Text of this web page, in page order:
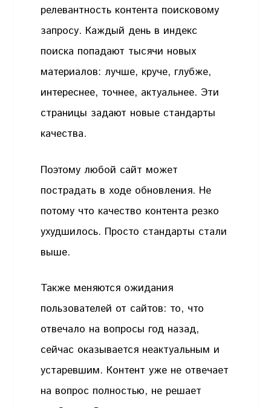
релевантность контента поисковому
запросу. Каждый день в индекс
поиска попадают тысячи новых
материалов: лучше, круче, глубже,
интереснее, точнее, актуальнее. Эти
страницы задают новые стандарты
качества.
Поэтому любой сайт может
пострадать в ходе обновления. Не
потому что качество контента резко
ухудшилось. Просто стандарты стали
выше.
Также меняются ожидания
пользователей от сайтов: то, что
отвечало на вопросы год назад,
сейчас оказывается неактуальным и
устаревшим. Контент уже не отвечает
на вопрос полностью, не решает